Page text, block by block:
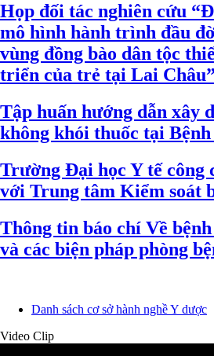
Họp đối tác nghiên cứu
mô hình hành trình đầu
vùng đồng bào dân tộc
triển của trẻ tại Lai Châu”
Tập huấn hướng dẫn xây
không khói thuốc tại
Trường Đại học Y tế công
với Trung tâm Kiểm soát
Thông tin báo chí Về
và các biện pháp phòng
Danh sách cơ sở hành nghề Y dược
Video Clip